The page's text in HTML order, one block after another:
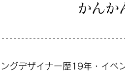
かんか
グデザイナー歴19年・イベ